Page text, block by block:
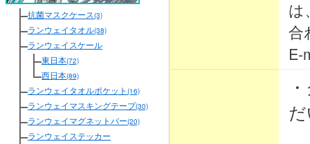
抗菌マスクケース(3)
ランウェイタオル(38)
ランウェイスケール
東日本(72)
西日本(89)
ランウェイタオルポケット (16)
ランウェイマスキングテープ(30)
ランウェイマグネットバー(20)
ランウェイステッカー
は
合
E-